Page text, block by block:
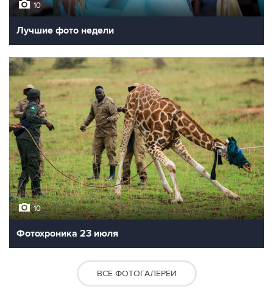
10
Лучшие фото недели
10
Фотохроника 23 июля
ВСЕ ФОТОГАЛЕРЕИ